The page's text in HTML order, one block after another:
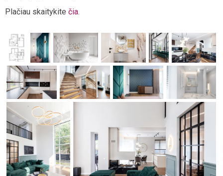
Plačiau skaitykite čia.